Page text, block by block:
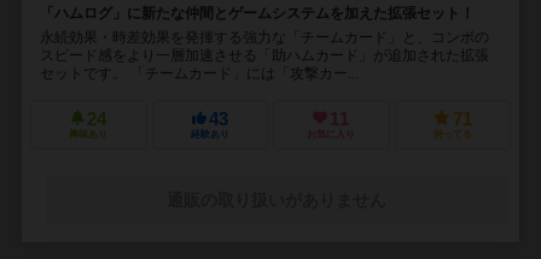
「ハムログ」に新たな仲間とゲームシステムを加えた拡張セット！
永続効果・時差効果を発揮する強力な「チームカード」と、コンボの
スピード感をより一層加速させる「助ハムカード」が追加された拡張
セットです。 「チームカード」には「攻撃カー...
24
興味あり
43
経験あり
11
お気に入り
71
持ってる